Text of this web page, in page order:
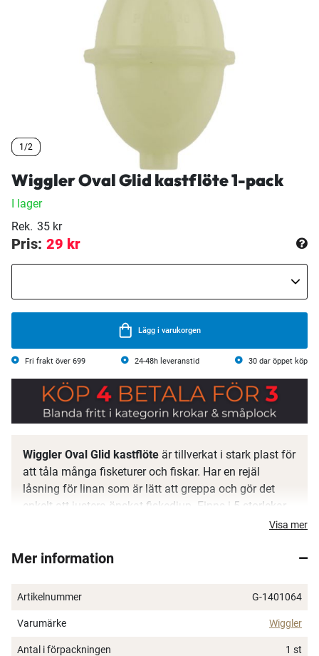
1/2
1/2
1/2
Wiggler Oval Glid kastflöte 1-pack
I lager
Rek. 35 kr
Pris: 29 kr
Lägg i varukorgen
Fri frakt över 699 24-48h leveranstid 30 dar öppet köp
Wiggler Oval Glid kastflöte är tillverkat i stark plast för
att tåla många fisketurer och fiskar. Har en rejäl
låsning för linan som är lätt att greppa och gör det
enkelt att justera önskat fiskedjup. Finns i 5 storlekar
30, 35, 40, 45 och 50 mm och tre färger, gul, orangeVisa mer
Mer information
Artikelnummer G-1401064
Varumärke Wiggler
Antal i förpackningen 1 st